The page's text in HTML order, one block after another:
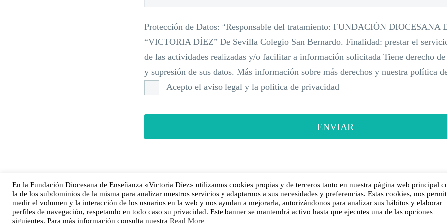
Protección de Datos: “Responsable del tratamiento: FUNDACIÓN DIOCESANA
“VICTORIA DÍEZ” De Sevilla Colegio San Bernardo. Finalidad: prestar el
de las actividades realizadas y/o facilitar a información solicitada Tiene derecho
y supresión de sus datos. Más información sobre más derechos y nuestra política
Acepto el aviso legal y la politica de privacidad
Aviso Legal
2025 © Fundación Diocesana de Enseñanza Victoria Díez de Sevilla
En la Fundación Diocesana de Enseñanza «Victoria Díez» utilizamos cookies propias y de terceros tanto en nuestra página web principal
la de los subdominios de la misma para analizar nuestros servicios y adaptarnos a sus necesidades y preferencias. Estas cookies, nos
medir el volumen y la interacción de los usuarios en la web y nos ayudan a mejorarla, autorizándonos para analizar sus hábitos y elaborar
perfiles de navegación, respetando en todo caso su privacidad. Este banner se mantendrá activo hasta que ejecutes una de las opciones
siguientes. Para más información consulta nuestra Read More